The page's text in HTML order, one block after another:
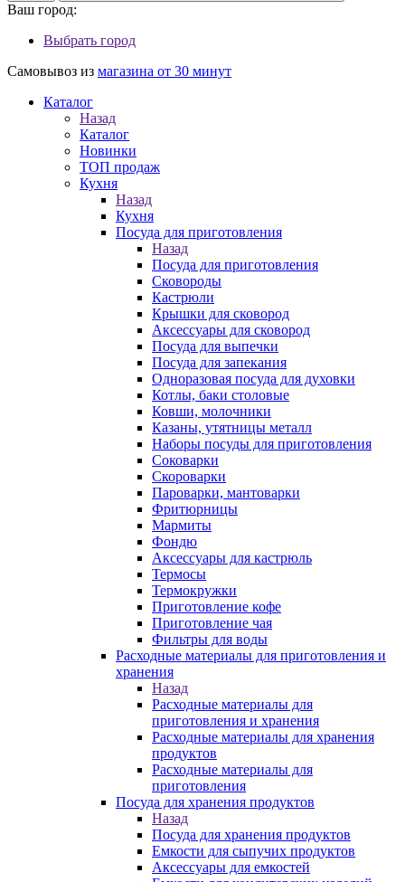
Ваш город:
Выбрать город
Самовывоз из магазина от 30 минут
Каталог
Назад
Каталог
Новинки
ТОП продаж
Кухня
Назад
Кухня
Посуда для приготовления
Назад
Посуда для приготовления
Сковороды
Кастрюли
Крышки для сковород
Аксессуары для сковород
Посуда для выпечки
Посуда для запекания
Одноразовая посуда для духовки
Котлы, баки столовые
Ковши, молочники
Казаны, утятницы металл
Наборы посуды для приготовления
Соковарки
Скороварки
Пароварки, мантоварки
Фритюрницы
Мармиты
Фондю
Аксессуары для кастрюль
Термосы
Термокружки
Приготовление кофе
Приготовление чая
Фильтры для воды
Расходные материалы для приготовления и
хранения
Назад
Расходные материалы для
приготовления и хранения
Расходные материалы для хранения
продуктов
Расходные материалы для
приготовления
Посуда для хранения продуктов
Назад
Посуда для хранения продуктов
Емкости для сыпучих продуктов
Аксессуары для емкостей